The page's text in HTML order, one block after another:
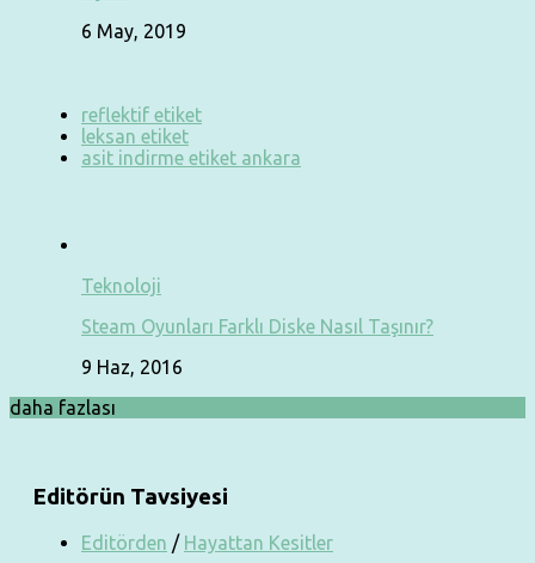
6 May, 2019
reflektif etiket
leksan etiket
asit indirme etiket ankara
Teknoloji
Steam Oyunları Farklı Diske Nasıl Taşınır?
9 Haz, 2016
daha fazlası
Editörün Tavsiyesi
Editörden / Hayattan Kesitler